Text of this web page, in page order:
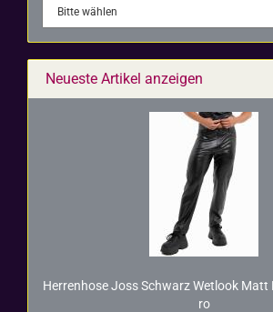
Neueste Artikel anzeigen
Her­ren­ho­se Joss Schwarz Wet­look
ro